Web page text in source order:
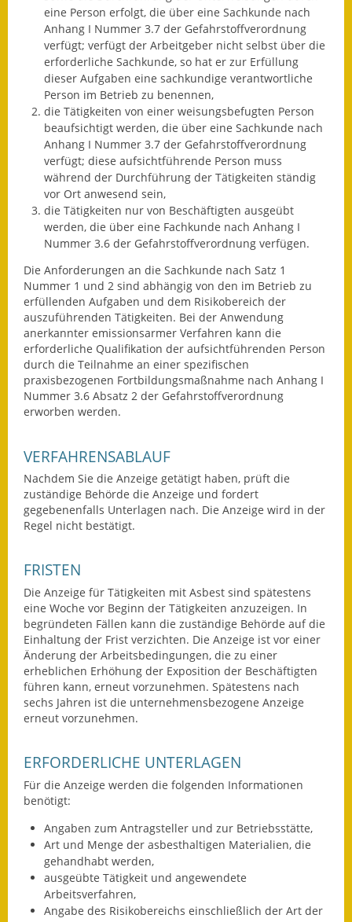
Leben
Bauen und Wohnen
Baugebiete & Bauplätze
Bauwasser/Wasser/Abwasser
Bebauungspläne
Bodenrichtwerte
Flächennutzungsplan
Gerätehütten
Gutachterausschuss
Landessanierungsprogramm
Mietspiegel
Rückstausicherung von
Gebäuden
Bürgerhaus
Bevölkerungsschutz
Kinderbetreuung
Nahverkehr
Ver- & Entsorgung
Klimaschutzagentur
Feuerwehr
Freizeit- & Sportstätten
eine Person erfolgt, die über eine Sachkunde nach
Anhang I Nummer 3.7 der Gefahrstoffverordnung
verfügt; verfügt der Arbeitgeber nicht selbst über die
erforderliche Sachkunde, so hat er zur Erfüllung
dieser Aufgaben eine sachkundige verantwortliche
Person im Betrieb zu benennen,
die Tätigkeiten von einer weisungsbefugten Person
beaufsichtigt werden, die über eine Sachkunde nach
Anhang I Nummer 3.7 der Gefahrstoffverordnung
verfügt; diese aufsichtführende Person muss
während der Durchführung der Tätigkeiten ständig
vor Ort anwesend sein,
die Tätigkeiten nur von Beschäftigten ausgeübt
werden, die über eine Fachkunde nach Anhang I
Nummer 3.6 der Gefahrstoffverordnung verfügen.
Die Anforderungen an die Sachkunde nach Satz 1
Nummer 1 und 2 sind abhängig von den im Betrieb zu
erfüllenden Aufgaben und dem Risikobereich der
auszuführenden Tätigkeiten. Bei der Anwendung
anerkannter emissionsarmer Verfahren kann die
erforderliche Qualifikation der aufsichtführenden Person
durch die Teilnahme an einer spezifischen
praxisbezogenen Fortbildungsmaßnahme nach Anhang I
Nummer 3.6 Absatz 2 der Gefahrstoffverordnung
erworben werden.
VERFAHRENSABLAUF
Nachdem Sie die Anzeige getätigt haben, prüft die
zuständige Behörde die Anzeige und fordert
gegebenenfalls Unterlagen nach. Die Anzeige wird in der
Regel nicht bestätigt.
FRISTEN
Die Anzeige für Tätigkeiten mit Asbest sind spätestens
eine Woche vor Beginn der Tätigkeiten anzuzeigen. In
begründeten Fällen kann die zuständige Behörde auf die
Einhaltung der Frist verzichten. Die Anzeige ist vor einer
Änderung der Arbeitsbedingungen, die zu einer
erheblichen Erhöhung der Exposition der Beschäftigten
führen kann, erneut vorzunehmen. Spätestens nach
sechs Jahren ist die unternehmensbezogene Anzeige
erneut vorzunehmen.
ERFORDERLICHE UNTERLAGEN
Für die Anzeige werden die folgenden Informationen
benötigt:
Angaben zum Antragsteller und zur Betriebsstätte,
Art und Menge der asbesthaltigen Materialien, die
gehandhabt werden,
ausgeübte Tätigkeit und angewendete
Arbeitsverfahren,
Angabe des Risikobereichs einschließlich der Art der